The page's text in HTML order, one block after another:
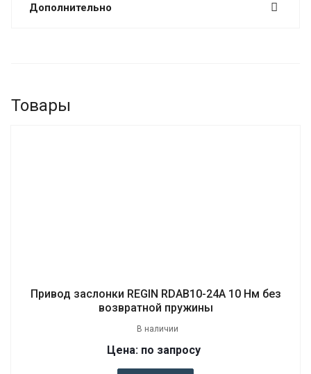
Дополнительно
Товары
Привод заслонки REGIN RDAB10-24A 10 Нм без
возвратной пружины
В наличии
Цена: по запросу